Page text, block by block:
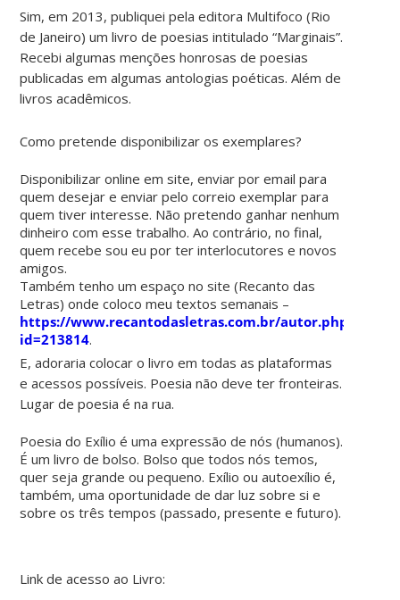
Sim, em 2013, publiquei pela editora Multifoco (Rio
de Janeiro) um livro de poesias intitulado “Marginais”.
Recebi algumas menções honrosas de poesias
publicadas em algumas antologias poéticas. Além de
livros acadêmicos.
Como pretende disponibilizar os exemplares?
Disponibilizar online em site, enviar por email para
quem desejar e enviar pelo correio exemplar para
quem tiver interesse. Não pretendo ganhar nenhum
dinheiro com esse trabalho. Ao contrário, no final,
quem recebe sou eu por ter interlocutores e novos
amigos.
Também tenho um espaço no site (Recanto das
Letras) onde coloco meu textos semanais –
https://www.recantodasletras.com.br/autor.php?
id=213814.
E, adoraria colocar o livro em todas as plataformas
e acessos possíveis. Poesia não deve ter fronteiras.
Lugar de poesia é na rua.
Poesia do Exílio é uma expressão de nós (humanos).
É um livro de bolso. Bolso que todos nós temos,
quer seja grande ou pequeno. Exílio ou autoexílio é,
também, uma oportunidade de dar luz sobre si e
sobre os três tempos (passado, presente e futuro).
Link de acesso ao Livro: